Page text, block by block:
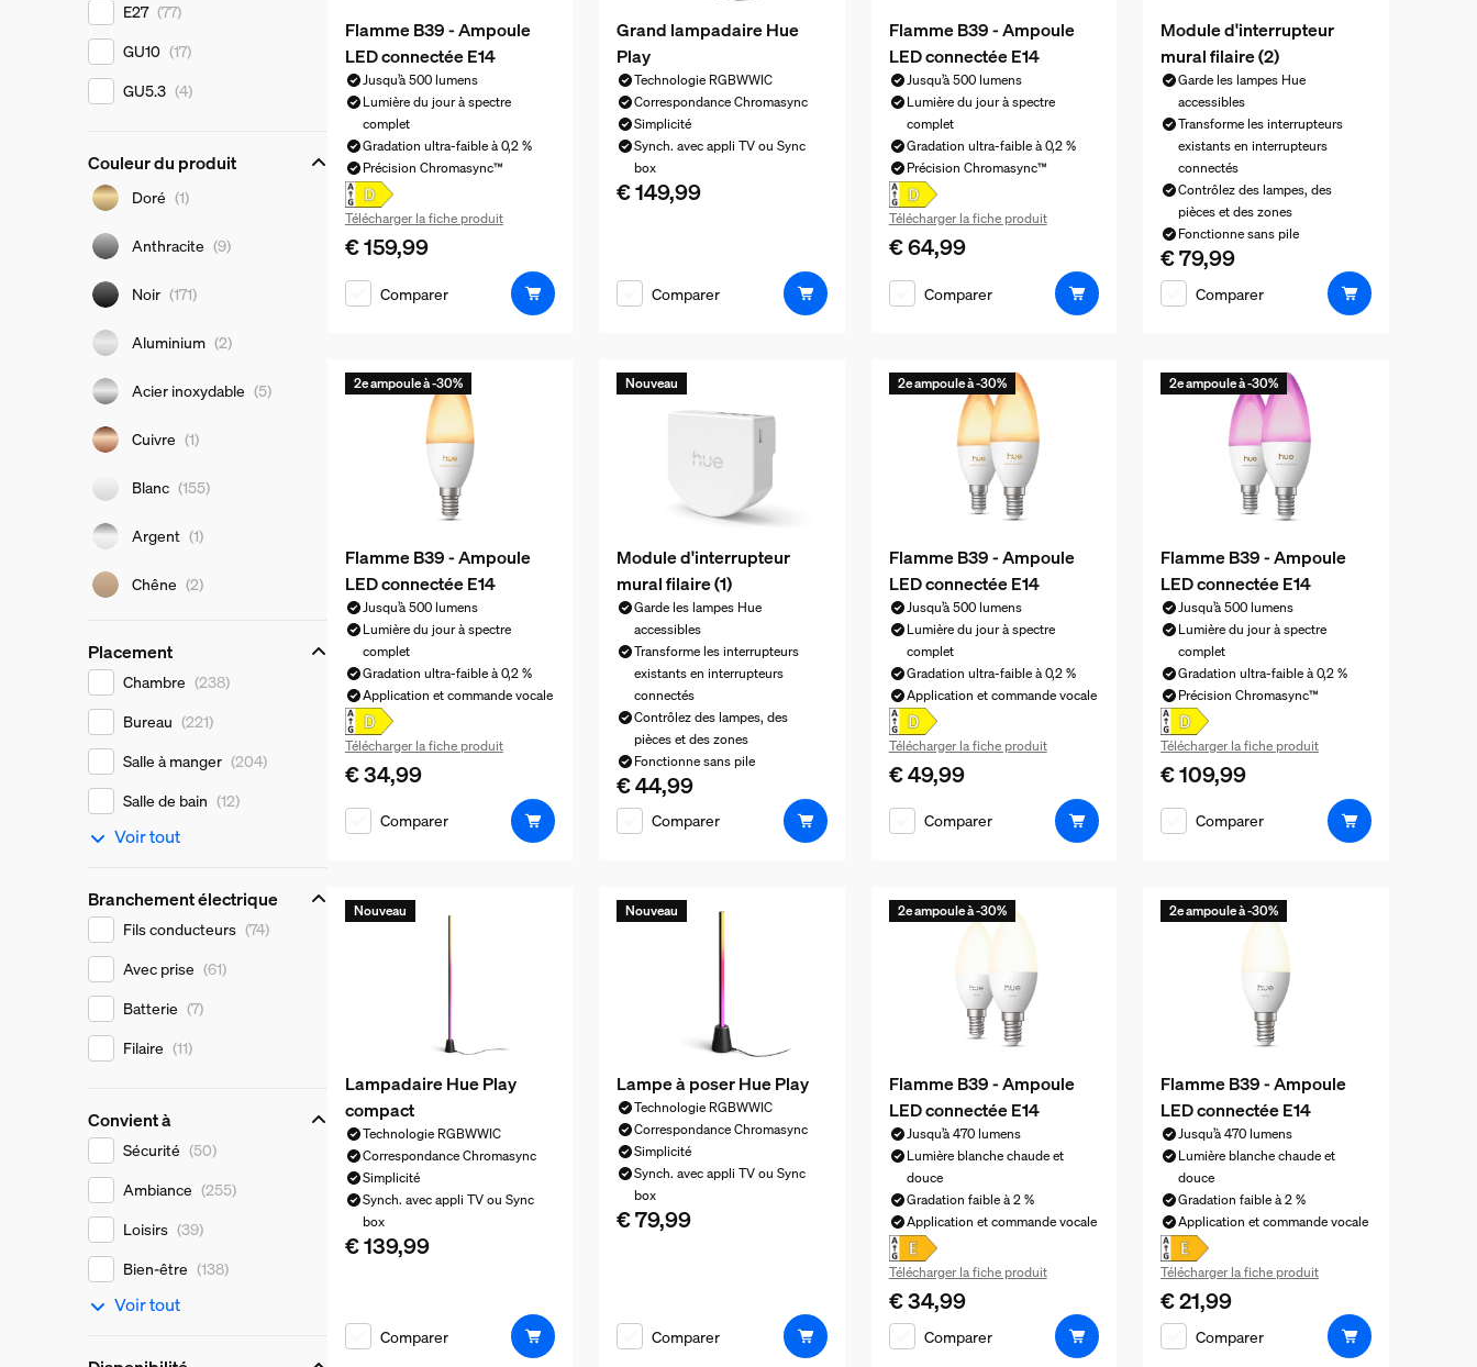
E27 (77)
GU10 (17)
GU5.3 (4)
Couleur du produit
Couleur du produit
Doré (1)
Anthracite (9)
Noir (171)
Aluminium (2)
Acier inoxydable (5)
Cuivre (1)
Blanc (155)
Argent (1)
Chêne (2)
Placement
Placement
Chambre (238)
Bureau (221)
Salle à manger (204)
Salle de bain (12)
Voir tout
Branchement électrique
Branchement électrique
Fils conducteurs (74)
Avec prise (61)
Batterie (7)
Filaire (11)
Convient à
Convient à
Sécurité (50)
Ambiance (255)
Loisirs (39)
Bien-être (138)
Voir tout
Flamme B39 - Ampoule
LED connectée E14
Jusqu’à 500 lumens
Lumière du jour à spectre
complet
Gradation ultra-faible à 0,2 %
Précision Chromasync™
Télécharger la fiche produit
Le prix actuel est € 159,99
€ 159,99
Comparer
Grand lampadaire Hue
Play
Technologie RGBWWIC
Correspondance Chromasync
Simplicité
Synch. avec appli TV ou Sync
box
Le prix actuel est € 149,99
€ 149,99
Comparer
Flamme B39 - Ampoule
LED connectée E14
Jusqu’à 500 lumens
Lumière du jour à spectre
complet
Gradation ultra-faible à 0,2 %
Précision Chromasync™
Télécharger la fiche produit
Le prix actuel est € 64,99
€ 64,99
Comparer
Module d'interrupteur
mural filaire (2)
Garde les lampes Hue
accessibles
Transforme les interrupteurs
existants en interrupteurs
connectés
Contrôlez des lampes, des
pièces et des zones
Fonctionne sans pile
Le prix actuel est € 79,99
€ 79,99
Comparer
2e ampoule à -30%
Flamme B39 - Ampoule
LED connectée E14
Jusqu’à 500 lumens
Lumière du jour à spectre
complet
Gradation ultra-faible à 0,2 %
Application et commande vocale
Télécharger la fiche produit
Le prix actuel est € 34,99
€ 34,99
Comparer
Nouveau
Module d'interrupteur
mural filaire (1)
Garde les lampes Hue
accessibles
Transforme les interrupteurs
existants en interrupteurs
connectés
Contrôlez des lampes, des
pièces et des zones
Fonctionne sans pile
Le prix actuel est € 44,99
€ 44,99
Comparer
2e ampoule à -30%
Flamme B39 - Ampoule
LED connectée E14
Jusqu’à 500 lumens
Lumière du jour à spectre
complet
Gradation ultra-faible à 0,2 %
Application et commande vocale
Télécharger la fiche produit
Le prix actuel est € 49,99
€ 49,99
Comparer
2e ampoule à -30%
Flamme B39 - Ampoule
LED connectée E14
Jusqu’à 500 lumens
Lumière du jour à spectre
complet
Gradation ultra-faible à 0,2 %
Précision Chromasync™
Télécharger la fiche produit
Le prix actuel est € 109,99
€ 109,99
Comparer
Nouveau
Lampadaire Hue Play
compact
Technologie RGBWWIC
Correspondance Chromasync
Simplicité
Synch. avec appli TV ou Sync
box
Le prix actuel est € 139,99
€ 139,99
Comparer
Nouveau
Lampe à poser Hue Play
Technologie RGBWWIC
Correspondance Chromasync
Simplicité
Synch. avec appli TV ou Sync
box
Le prix actuel est € 79,99
€ 79,99
Comparer
2e ampoule à -30%
Flamme B39 - Ampoule
LED connectée E14
Jusqu’à 470 lumens
Lumière blanche chaude et
douce
Gradation faible à 2 %
Application et commande vocale
Télécharger la fiche produit
Le prix actuel est € 34,99
€ 34,99
Comparer
2e ampoule à -30%
Flamme B39 - Ampoule
LED connectée E14
Jusqu’à 470 lumens
Lumière blanche chaude et
douce
Gradation faible à 2 %
Application et commande vocale
Télécharger la fiche produit
Le prix actuel est € 21,99
€ 21,99
Comparer